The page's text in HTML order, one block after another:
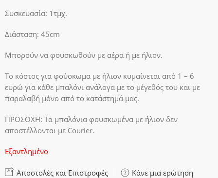
Συσκευασία: 1τμχ.
Διάσταση: 45cm
Μπορούν να φουσκωθούν με αέρα ή με ήλιον.
Το κόστος για φούσκωμα με ήλιον κυμαίνεται από 1 – 6
ευρώ για κάθε μπαλόνι ανάλογα με το μέγεθός του και με
παραλαβή μόνο από το κατάστημά μας.
ΠΡΟΣΟΧΗ: Τα μπαλόνια φουσκωμένα με ήλιον δεν
αποστέλλονται με Courier.
Εξαντλημένο
Αποστολές και Επιστροφές Κάνε μια ερώτηση